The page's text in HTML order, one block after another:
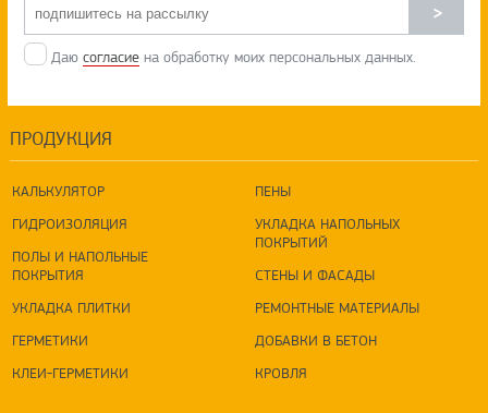
>
Даю согласие на обработку моих персональных данных.
ПРОДУКЦИЯ
КАЛЬКУЛЯТОР
ГИДРОИЗОЛЯЦИЯ
ПОЛЫ И НАПОЛЬНЫЕ
ПОКРЫТИЯ
УКЛАДКА ПЛИТКИ
ГЕРМЕТИКИ
КЛЕИ-ГЕРМЕТИКИ
ПЕНЫ
УКЛАДКА НАПОЛЬНЫХ
ПОКРЫТИЙ
СТЕНЫ И ФАСАДЫ
РЕМОНТНЫЕ МАТЕРИАЛЫ
ДОБАВКИ В БЕТОН
КРОВЛЯ